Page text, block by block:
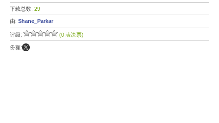
下载总数: 29
由: Shane_Parkar
评级: (0 表决票)
份额: